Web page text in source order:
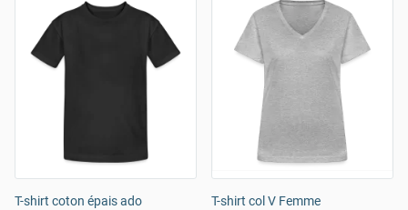
T-shirt coton épais ado
T-shirt col V Femme